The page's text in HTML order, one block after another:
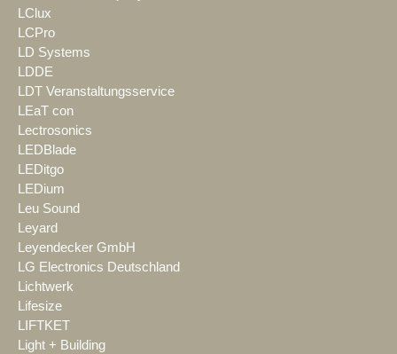
LClux
LCPro
LD Systems
LDDE
LDT Veranstaltungsservice
LEaT con
Lectrosonics
LEDBlade
LEDitgo
LEDium
Leu Sound
Leyard
Leyendecker GmbH
LG Electronics Deutschland
Lichtwerk
Lifesize
LIFTKET
Light + Building